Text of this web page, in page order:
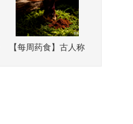
【每周药食】古人称